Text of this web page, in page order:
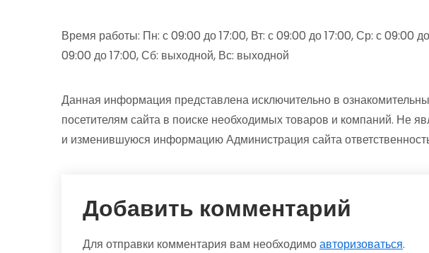
Время работы: Пн: с 09:00 до 17:00, Вт: с 09:00 до 17:00, Ср: с 09:00
09:00 до 17:00, Сб: выходной, Вс: выходной
Данная информация представлена исключительно в
посетителям сайта в поиске необходимых товаров и компаний. Не
и изменившуюся информацию Администрация сайта
Добавить комментарий
Для отправки комментария вам необходимоавторизоваться.